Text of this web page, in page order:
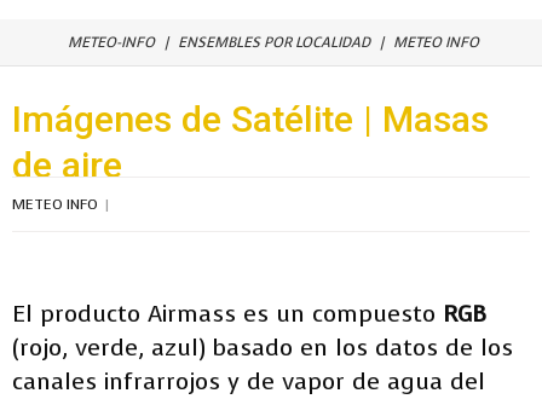
METEO-INFO ENSEMBLES POR LOCALIDAD METEO INFO
Imágenes de Satélite | Masas
de aire
METEO INFO
El producto Airmass es un compuesto RGB
(rojo, verde, azul) basado en los datos de los
canales infrarrojos y de vapor de agua del